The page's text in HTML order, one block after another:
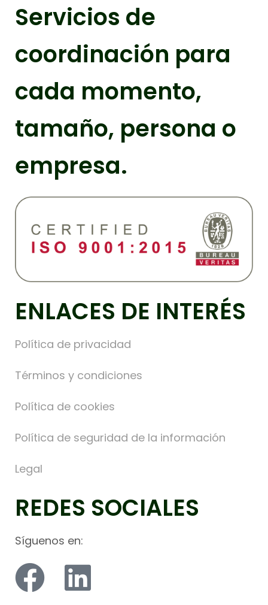
Servicios de
coordinación para
cada momento,
tamaño, persona o
empresa.
ENLACES DE INTERÉS
Política de privacidad
Términos y condiciones
Política de cookies
Política de seguridad de la información
Legal
REDES SOCIALES
Síguenos en: